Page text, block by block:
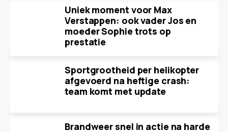
Uniek moment voor Max
Verstappen: ook vader Jos en
moeder Sophie trots op
prestatie
Sportgrootheid per helikopter
afgevoerd na heftige crash:
team komt met update
Brandweer snel in actie na harde